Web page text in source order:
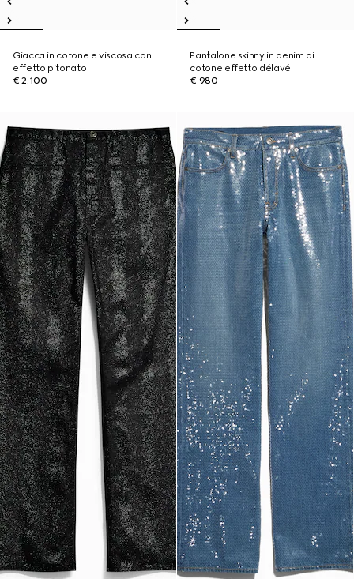
Giacca in cotone e viscosa con
effetto pitonato
€ 2.100
Pantalone skinny in denim di
cotone effetto délavé
€ 980